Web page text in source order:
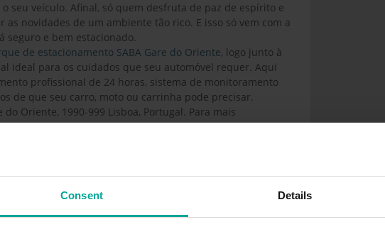
Consent Details
seu veículo. Afinal, só quem desfruta de paz de espírito e
novidades de um ambiente tão rico. E isso só vem com a
seguro e bem estacionado.
de estacionamento SABA Gare do Oriente, logo junto à
ideal para os cuidados que seu automóvel requer. Aqui
profissional de 24 horas, sistema de monitoramento
de que seu carro, moto ou carrinha pode precisar.
do Oriente, 1990-999 Lisboa, Portugal. Para mais
bilhetes e preços em nosso sítio web oficial.
Lisboa